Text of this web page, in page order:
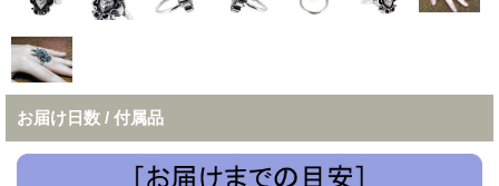
お届け日数 / 付属品